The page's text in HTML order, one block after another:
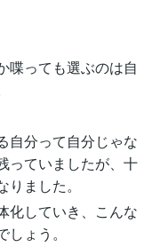
喋っても選ぶのは自
自分って自分じゃな
っていましたが、十
ました。
化していき、こんな
ょう。